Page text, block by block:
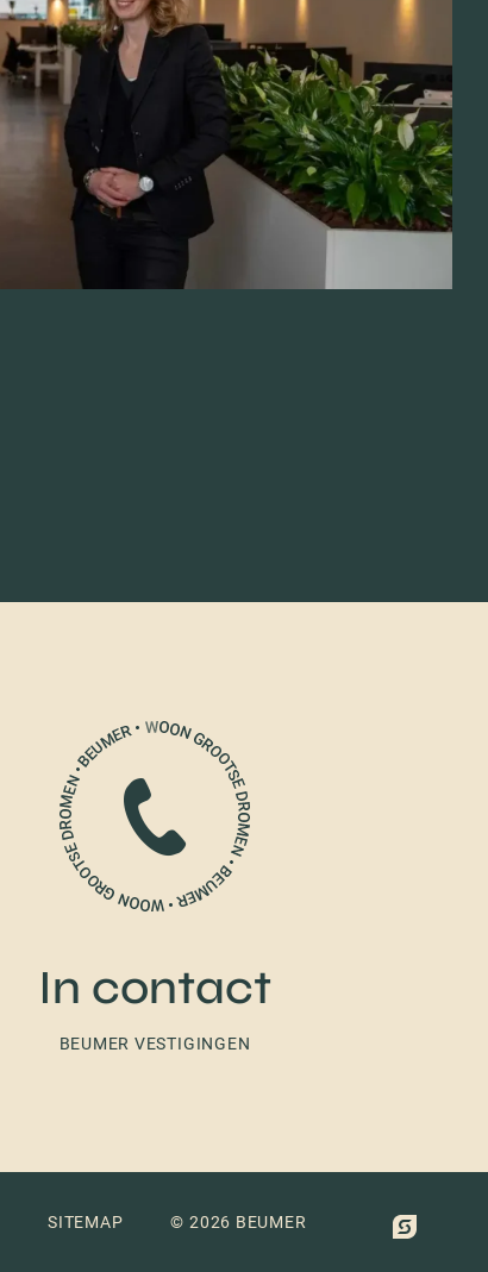
In contact
BEUMER VESTIGINGEN
SITEMAP © 2026 BEUMER